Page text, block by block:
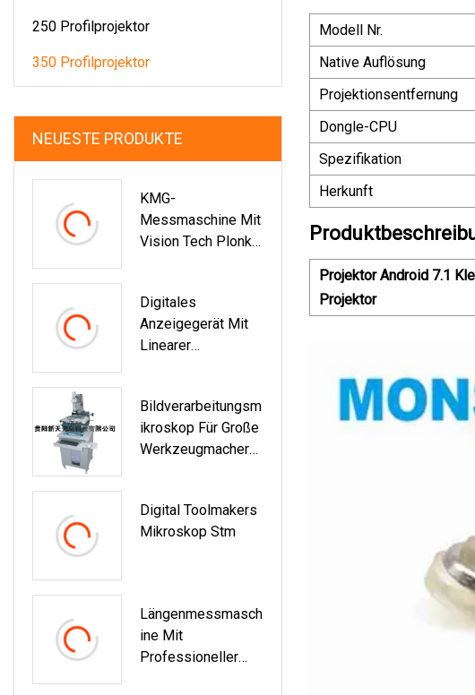
250 Profilprojektor
350 Profilprojektor
NEUESTE PRODUKTE
KMG-
Messmaschine Mit
Vision Tech Plonk
Digitales
Anzeigegerät Mit
Linearer
Bildverarbeitungsm
Ikroskop Für Große
Werkzeugmacher
Digital Toolmakers
Mikroskop Stm
Längenmessmasch
Ine Mit
Professioneller
Modell Nr.
Native Auflösung
Projektionsentfernung
Dongle-CPU
Spezifikation
Herkunft
Projektor Android 7.1
Projektor